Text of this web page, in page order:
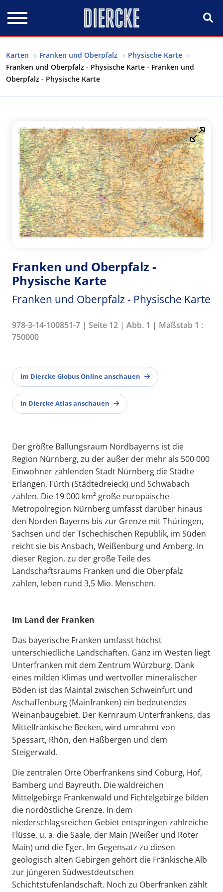
Karten Franken und Oberpfalz
Physische Karte
Franken und Oberpfalz - Physische Karte - Franken und
Oberpfalz - Physische Karte
Franken und Oberpfalz -
Physische Karte
Franken und Oberpfalz - Physische Karte
978-3-14-100851-7 | Seite 12 | Abb. 1 | Maßstab 1 :
750000
Im Diercke Globus Online anschauen
In Diercke Atlas anschauen
Der größte Ballungsraum Nordbayerns ist die
Region Nürnberg, zu der außer der mehr als 500 000
Einwohner zählenden Stadt Nürnberg die Städte
Erlangen, Fürth (Städtedreieck) und Schwabach
zählen. Die 19 000 km² große europäische
Metropolregion Nürnberg umfasst darüber hinaus
den Norden Bayerns bis zur Grenze mit Thüringen,
Sachsen und der Tschechischen Republik, im Süden
reicht sie bis Ansbach, Weißenburg und Amberg. In
dieser Region, zu der große Teile des
Landschaftsraums Franken und die Oberpfalz
zählen, leben rund 3,5 Mio. Menschen.
Im Land der Franken
Das bayerische Franken umfasst höchst
unterschiedliche Landschaften. Ganz im Westen liegt
Unterfranken mit dem Zentrum Würzburg. Dank
eines milden Klimas und wertvoller mineralischer
Böden ist das Maintal zwischen Schweinfurt und
Aschaffenburg (Mainfranken) ein bedeutendes
Weinanbaugebiet. Der Kernraum Unterfrankens, das
Mittelfränkische Becken, wird umrahmt von
Spessart, Rhön, den Haßbergen und dem
Steigerwald.
Die zentralen Orte Oberfrankens sind Coburg, Hof,
Bamberg und Bayreuth. Die waldreichen
Mittelgebirge Frankenwald und Fichtelgebirge bilden
die nordöstliche Grenze. In dem
niederschlagsreichen Gebiet entspringen zahlreiche
Flüsse, u. a. die Saale, der Main (Weißer und Roter
Main) und die Eger. Im Gegensatz zu diesen
geologisch alten Gebirgen gehört die Fränkische Alb
zur jüngeren Südwestdeutschen
Schichtstufenlandschaft. Noch zu Oberfranken zählt